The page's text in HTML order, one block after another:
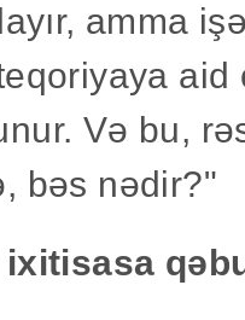
amma
Və bu,
bəs nədir?"
ixitisasa